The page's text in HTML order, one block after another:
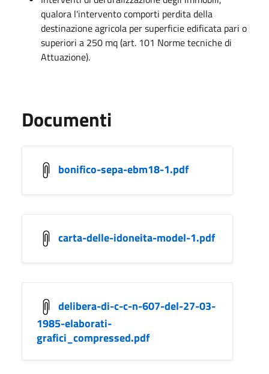
qualora l'intervento comporti perdita della
destinazione agricola per superficie edificata pari o
superiori a 250 mq (art. 101 Norme tecniche di
Attuazione).
Documenti
bonifico-sepa-ebm18-1.pdf
carta-delle-idoneita-model-1.pdf
delibera-di-c-c-n-607-del-27-03-
1985-elaborati-
grafici_compressed.pdf